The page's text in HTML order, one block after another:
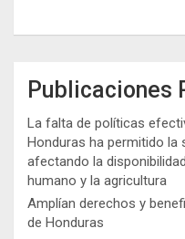
Publicaciones
La falta de políticas
Honduras ha permitido la
afectando la
humano y la agricultura
Amplían derechos y
de Honduras